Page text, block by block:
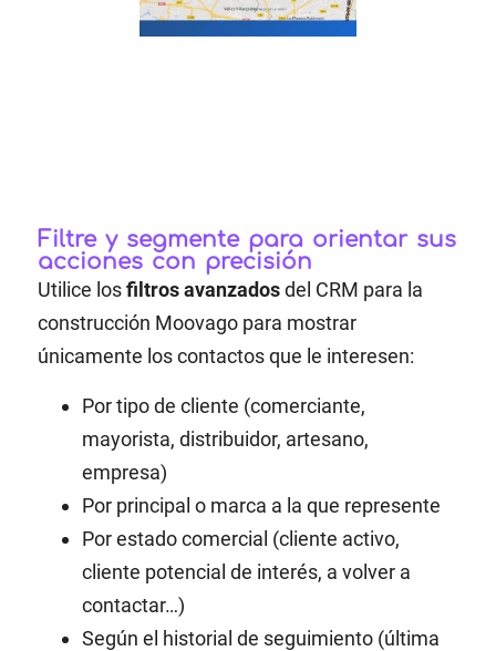
Filtre y segmente para orientar sus
acciones con precisión
Utilice losfiltros avanzadosdel CRM para la
construcción Moovago para mostrar
únicamente los contactos que le interesen:
Por tipo de cliente (comerciante,
mayorista, distribuidor, artesano,
empresa)
Por principal o marca a la que represente
Por estado comercial (cliente activo,
cliente potencial de interés, a volver a
contactar…)
Según el historial de seguimiento (última